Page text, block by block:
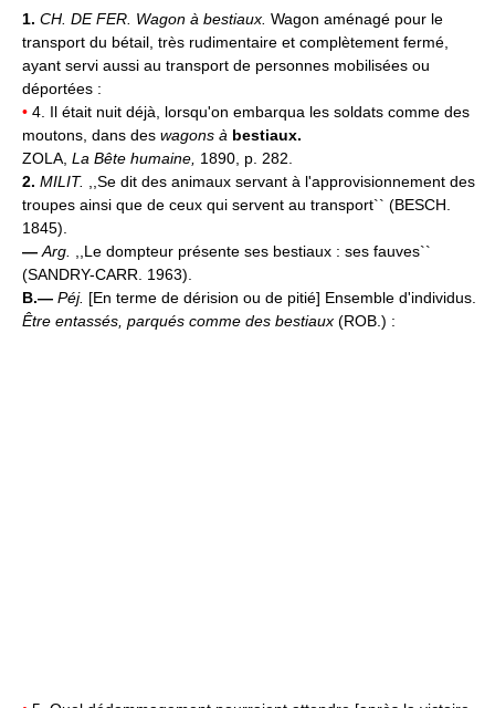
1. CH. DE FER. Wagon à bestiaux. Wagon aménagé pour le
transport du bétail, très rudimentaire et complètement fermé,
ayant servi aussi au transport de personnes mobilisées ou
déportées :
• 4. Il était nuit déjà, lorsqu'on embarqua les soldats comme des
moutons, dans des wagons à bestiaux.
ZOLA, La Bête humaine, 1890, p. 282.
2. MILIT.
,,Se dit des animaux servant à l'approvisionnement des
troupes ainsi que de ceux qui servent au transport`` (BESCH.
1845).
— Arg.
,,Le dompteur présente ses bestiaux : ses fauves``
(SANDRY-CARR. 1963).
B.— Péj. [En terme de dérision ou de pitié] Ensemble d'individus.
Être entassés, parqués comme des bestiaux (ROB.) :